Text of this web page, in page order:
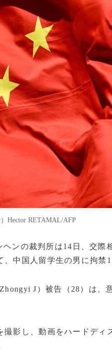
Hector RETAMAL/AFP
ヘンの裁判所は14日、交
中国人留学生の男に拘禁
J）被告（28）は、
影し、動画をハードディ